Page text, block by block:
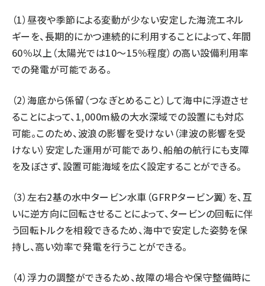
（1）昼夜や季節による変動が少ない安定した海流エネル
ギーを、長期的にかつ連続的に利用することによって、年間
60％以上（太陽光では10〜15％程度）の高い設備利用率
での発電が可能である。
（2）海底から係留（つなぎとめること）して海中に浮遊させ
ることによって、1,000m級の大水深域での設置にも対応
可能。このため、波浪の影響を受けない（津波の影響を受
けない）安定した運用が可能であり、船舶の航行にも支障
を及ぼさず、設置可能海域を広く設定することができる。
（3）左右2基の水中タービン水車（GFRPタービン翼）を、互
いに逆方向に回転させることによって、タービンの回転に伴
う回転トルクを相殺できるため、海中で安定した姿勢を保
持し、高い効率で発電を行うことができる。
（4）浮力の調整ができるため、故障の場合や保守整備時に